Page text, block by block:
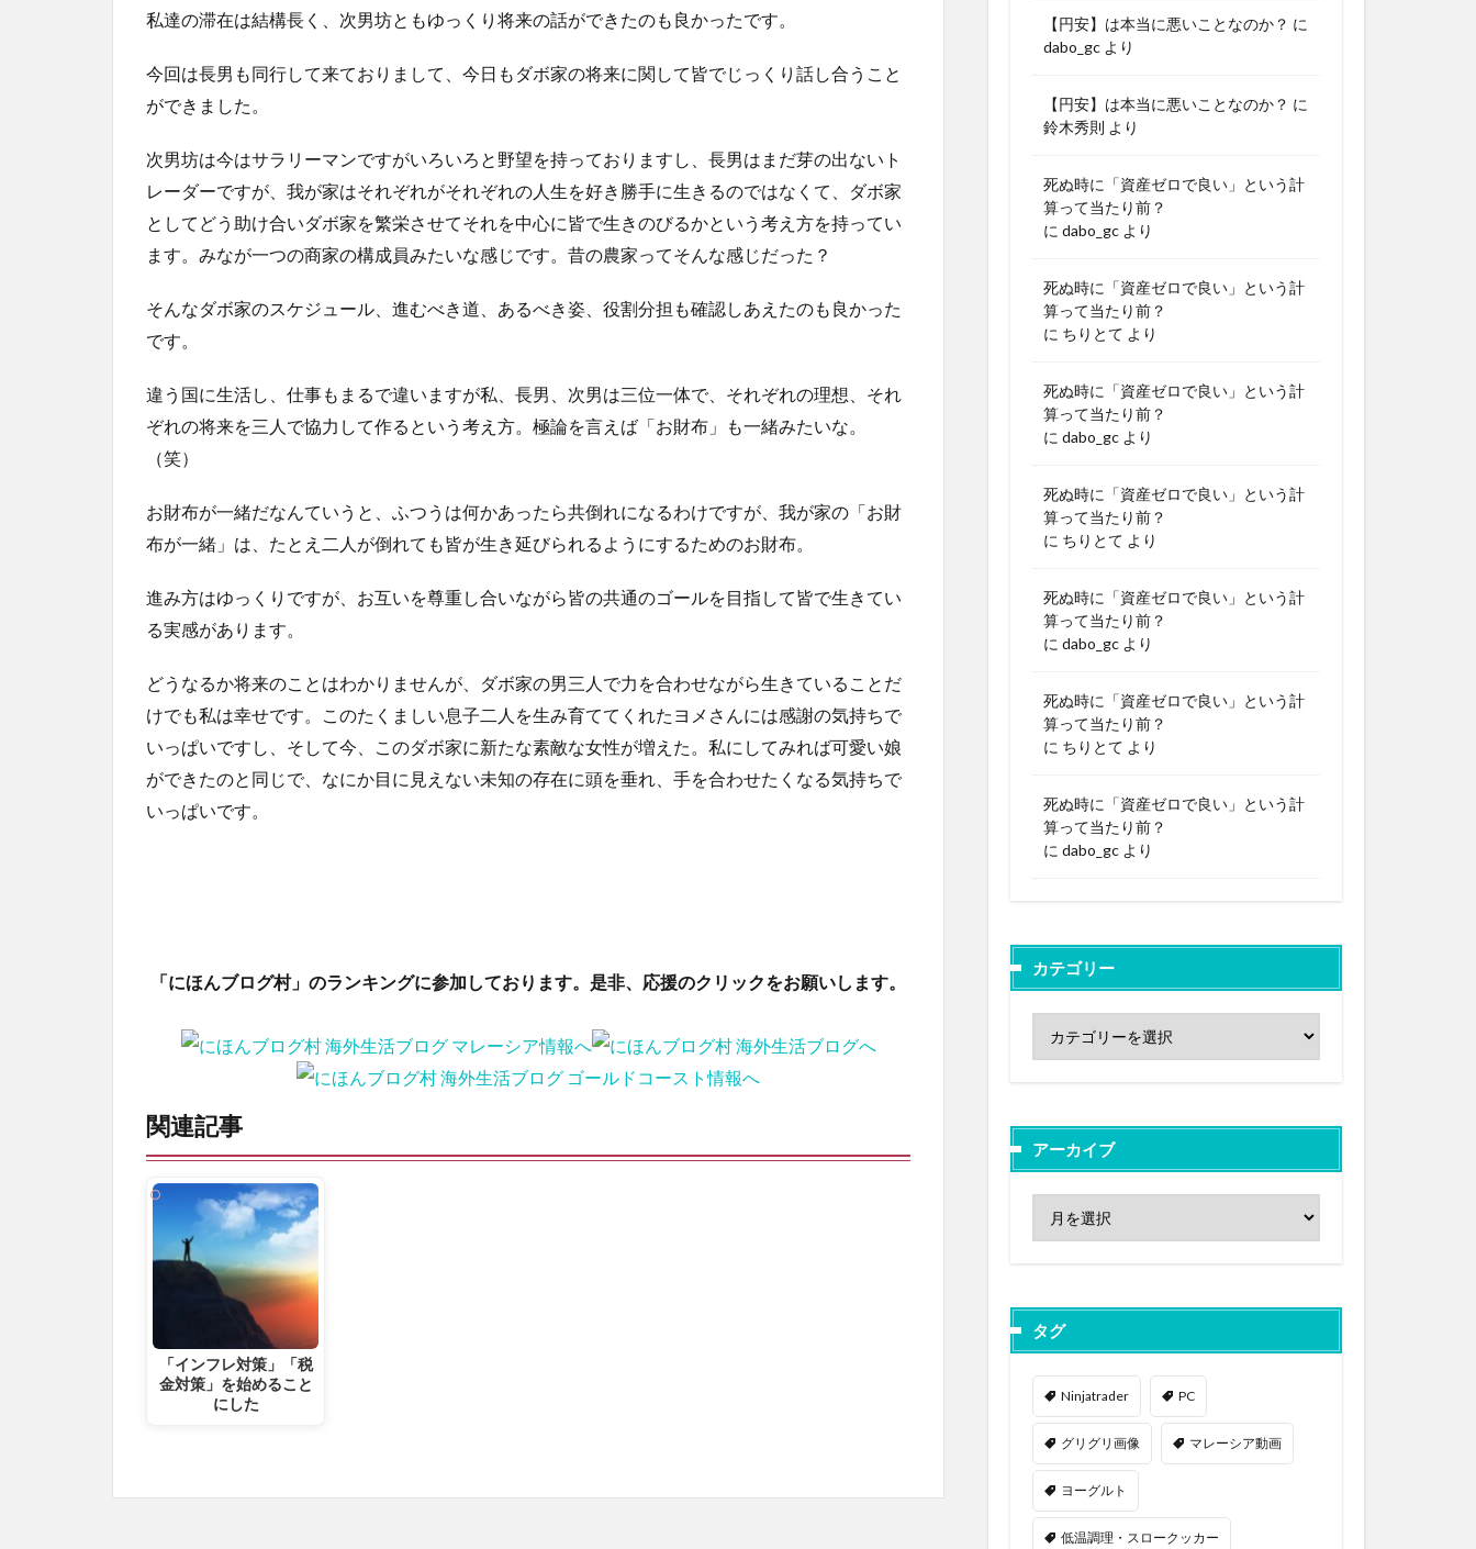
私達の滞在は結構長く、次男坊ともゆっくり将来の話ができたのも良かったです。
今回は長男も同行して来ておりまして、今日もダボ家の将来に関して皆でじっくり話し合うこと
ができました。
次男坊は今はサラリーマンですがいろいろと野望を持っておりますし、長男はまだ芽の出ないト
レーダーですが、我が家はそれぞれがそれぞれの人生を好き勝手に生きるのではなくて、ダボ家
としてどう助け合いダボ家を繁栄させてそれを中心に皆で生きのびるかという考え方を持ってい
ます。みなが一つの商家の構成員みたいな感じです。昔の農家ってそんな感じだった？
そんなダボ家のスケジュール、進むべき道、あるべき姿、役割分担も確認しあえたのも良かった
です。
違う国に生活し、仕事もまるで違いますが私、長男、次男は三位一体で、それぞれの理想、それ
ぞれの将来を三人で協力して作るという考え方。極論を言えば「お財布」も一緒みたいな。
（笑）
お財布が一緒だなんていうと、ふつうは何かあったら共倒れになるわけですが、我が家の「お財
布が一緒」は、たとえ二人が倒れても皆が生き延びられるようにするためのお財布。
進み方はゆっくりですが、お互いを尊重し合いながら皆の共通のゴールを目指して皆で生きてい
る実感があります。
どうなるか将来のことはわかりませんが、ダボ家の男三人で力を合わせながら生きていることだ
けでも私は幸せです。このたくましい息子二人を生み育ててくれたヨメさんには感謝の気持ちで
いっぱいですし、そして今、このダボ家に新たな素敵な女性が増えた。私にしてみれば可愛い娘
ができたのと同じで、なにか目に見えない未知の存在に頭を垂れ、手を合わせたくなる気持ちで
いっぱいです。
「にほんブログ村」のランキングに参加しております。是非、応援のクリックをお願いします。
関連記事
「インフレ対策」「税
金対策」を始めること
にした
【円安】は本当に悪いことなのか？ に
dabo_gc より
【円安】は本当に悪いことなのか？ に
鈴木秀則 より
死ぬ時に「資産ゼロで良い」という計
算って当たり前？
に dabo_gc より
死ぬ時に「資産ゼロで良い」という計
算って当たり前？
に ちりとて より
死ぬ時に「資産ゼロで良い」という計
算って当たり前？
に dabo_gc より
死ぬ時に「資産ゼロで良い」という計
算って当たり前？
に ちりとて より
死ぬ時に「資産ゼロで良い」という計
算って当たり前？
に dabo_gc より
死ぬ時に「資産ゼロで良い」という計
算って当たり前？
に ちりとて より
死ぬ時に「資産ゼロで良い」という計
算って当たり前？
に dabo_gc より
カテゴリー
アーカイブ
タグ
Ninjatrader PC
グリグリ画像 マレーシア動画
ヨーグルト
低温調理・スロークッカー